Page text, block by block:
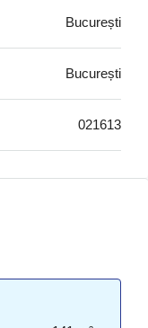
București
București
021613